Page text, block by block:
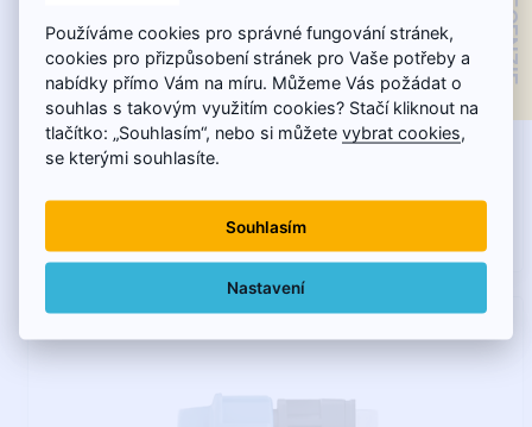
PE Prechod s vnútorným mosadzným závitom 40 mm x
5/4" - Polyetylen
PE Prechod s vnútorným mosadzným poniklovaným
závitom pre použitie na polyetylénové rúry. Zverné spo..
Používáme cookies pro správné fungování stránek,
cookies pro přizpůsobení stránek pro Vaše potřeby a
nabídky přímo Vám na míru. Můžeme Vás požádat o
souhlas s takovým využitím cookies? Stačí kliknout na
tlačítko: „Souhlasím“, nebo si můžetevybrat cookies,
se kterými souhlasíte.
Souhlasím
Nastavení